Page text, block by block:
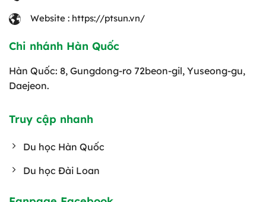
Website : https://ptsun.vn/
Truy cập nhanh
Du học Hàn Quốc
Du học Đài Loan
Chi nhánh Hàn Quốc
Hàn Quốc: 8, Gungdong-ro 72beon-gil, Yuseong-gu,
Daejeon.